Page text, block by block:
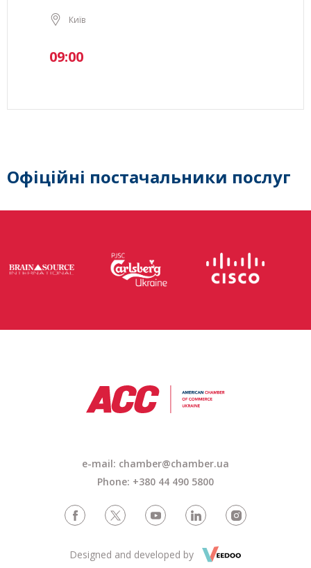
Київ
09:00
Офіційні постачальники послуг
e-mail: chamber@chamber.ua
Phone: +380 44 490 5800
Designed and developed by